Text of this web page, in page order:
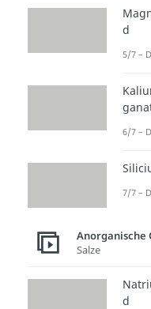
Chlorwas
Dauer: 03:17
d
5/7 –
6/7 –
7/7 –
Anorganische
Salze
d